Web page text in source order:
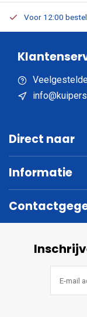
Voor 12:00
Direct naar
Informatie